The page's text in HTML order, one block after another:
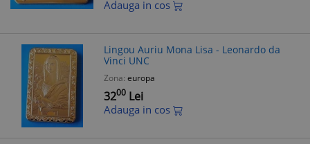
Adauga in cos
Lingou Auriu Mona Lisa - Leonardo da
Vinci UNC
Zona: europa
3200 Lei
Adauga in cos